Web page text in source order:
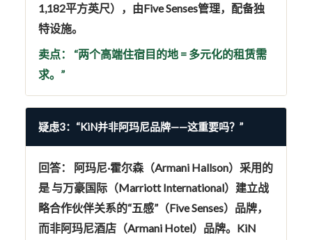
1,182平方英尺），由Five Senses管理，配备独
特设施。
卖点：
“两个高端住宿目的地 = 多元化的租赁需
求。”
疑虑3：“KiN并非阿玛尼品牌——这重要吗？”
回答：
阿玛尼·霍尔森（Armani Hallson）采用的
是 与万豪国际（Marriott International）建立战
略合作伙伴关系的“五感”（Five Senses）品牌，
而非阿玛尼酒店（Armani Hotel）品牌。KiN